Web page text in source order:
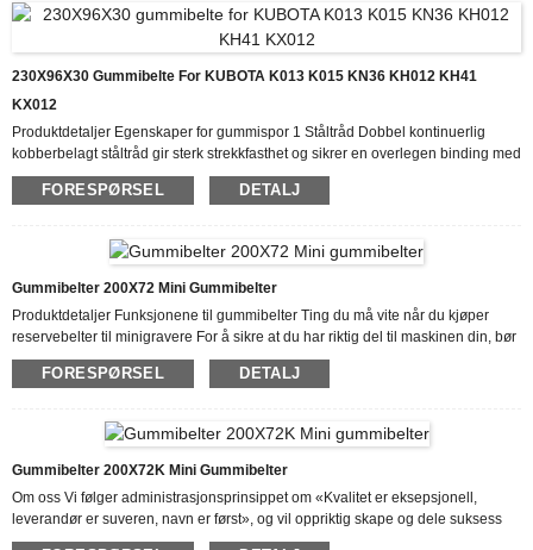
230X96X30 Gummibelte For KUBOTA K013 K015 KN36 KH012 KH41
KX012
Produktdetaljer Egenskaper for gummispor 1 Ståltråd Dobbel kontinuerlig
kobberbelagt ståltråd gir sterk strekkfasthet og sikrer en overlegen binding med
gummi. 2 Gummiblanding Skjær- og slitesterk gummiblanding 3 Metallinnsats
Ett stykke smiing forhindrer at sporet deformeres sideveis. Produksjonsprosess
kunder. Vårt mål er "100 % kundetilfredshet...
FORESPØRSEL DETALJ
Gummibelter 200X72 Mini Gummibelter
Produktdetaljer Funksjonene til gummibelter Ting du må vite når du kjøper
reservebelter til minigravere For å sikre at du har riktig del til maskinen din, bør
du vite følgende: Merke, år og modell på det kompakte utstyret ditt. Størrelse
eller nummer på beltene du trenger. Veiledende størrelse. Hvor mange belter
oss Som en erfaren produsent av gummibelter til traktorer har vi fått tillit og
FORESPØRSEL DETALJ
Gummibelter 200X72K Mini Gummibelter
Om oss Vi følger administrasjonsprinsippet om «Kvalitet er eksepsjonell,
leverandør er suveren, navn er først», og vil oppriktig skape og dele suksess
med alle kunder for engros gravemaskingummi. Vi sikter mot kontinuerlig